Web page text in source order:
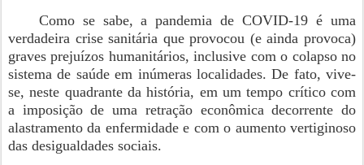
Como se sabe, a pandemia de COVID-19 é uma
verdadeira crise sanitária que provocou (e ainda provoca)
graves prejuízos humanitários, inclusive com o colapso no
sistema de saúde em inúmeras localidades. De fato, vive-
se, neste quadrante da história, em um tempo crítico com
a imposição de uma retração econômica decorrente do
alastramento da enfermidade e com o aumento vertiginoso
das desigualdades sociais.